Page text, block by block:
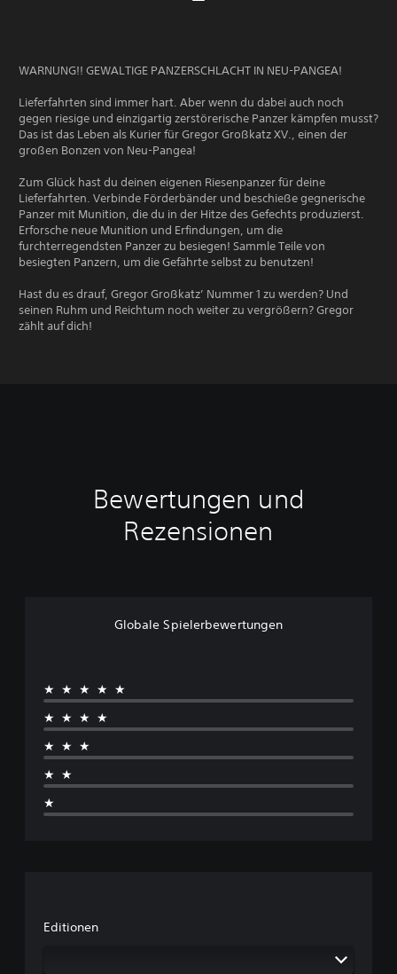
WARNUNG!! GEWALTIGE PANZERSCHLACHT IN NEU-PANGEA!
Lieferfahrten sind immer hart. Aber wenn du dabei auch noch
gegen riesige und einzigartig zerstörerische Panzer kämpfen musst?
Das ist das Leben als Kurier für Gregor Großkatz XV., einen der
großen Bonzen von Neu-Pangea!
Zum Glück hast du deinen eigenen Riesenpanzer für deine
Lieferfahrten. Verbinde Förderbänder und beschieße gegnerische
Panzer mit Munition, die du in der Hitze des Gefechts produzierst.
Erforsche neue Munition und Erfindungen, um die
furchterregendsten Panzer zu besiegen! Sammle Teile von
besiegten Panzern, um die Gefährte selbst zu benutzen!
Hast du es drauf, Gregor Großkatz’ Nummer 1 zu werden? Und
seinen Ruhm und Reichtum noch weiter zu vergrößern? Gregor
zählt auf dich!
Bewertungen und
Rezensionen
Globale Spielerbewertungen
★★★★★
★★★★
★★★
★★
★
Editionen